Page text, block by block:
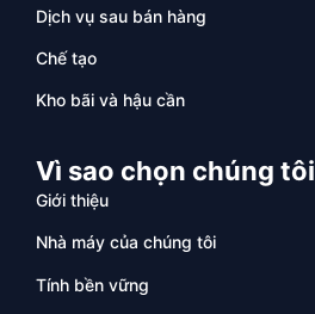
Dịch vụ sau bán hàng
Chế tạo
Kho bãi và hậu cần
Vì sao chọn chúng tôi
Giới thiệu
Nhà máy của chúng tôi
Tính bền vững